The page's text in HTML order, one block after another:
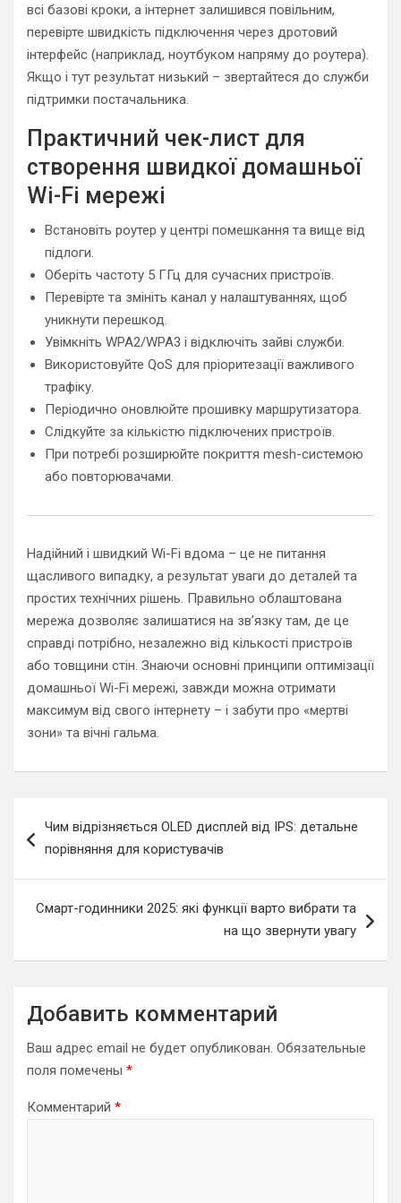
всі базові кроки, а інтернет залишився повільним,
перевірте швидкість підключення через дротовий
інтерфейс (наприклад, ноутбуком напряму до роутера).
Якщо і тут результат низький – звертайтеся до служби
підтримки постачальника.
Практичний чек-лист для
створення швидкої домашньої
Wi-Fi мережі
Встановіть роутер у центрі помешкання та вище від
підлоги.
Оберіть частоту 5 ГГц для сучасних пристроїв.
Перевірте та змініть канал у налаштуваннях, щоб
уникнути перешкод.
Увімкніть WPA2/WPA3 і відключіть зайві служби.
Використовуйте QoS для пріоритезації важливого
трафіку.
Періодично оновлюйте прошивку маршрутизатора.
Слідкуйте за кількістю підключених пристроїв.
При потребі розширюйте покриття mesh-системою
або повторювачами.
Надійний і швидкий Wi-Fi вдома – це не питання
щасливого випадку, а результат уваги до деталей та
простих технічних рішень. Правильно облаштована
мережа дозволяє залишатися на зв’язку там, де це
справді потрібно, незалежно від кількості пристроїв
або товщини стін. Знаючи основні принципи оптимізації
домашньої Wi-Fi мережі, завжди можна отримати
максимум від свого інтернету – і забути про «мертві
зони» та вічні гальма.
по
Чим відрізняється OLED дисплей від IPS: детальне
порівняння для користувачів
Смарт-годинники 2025: які функції варто вибрати та
на що звернути увагу
Добавить комментарий
Ваш адрес email не будет опубликован. Обязательные
поля помечены *
Комментарий *